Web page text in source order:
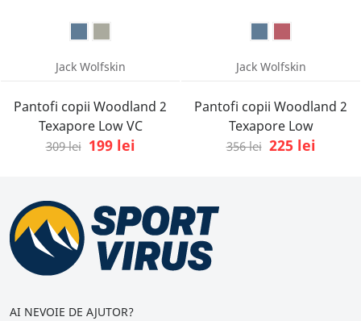
Jack Wolfskin
Pantofi copii Woodland 2
Texapore Low VC
309 lei 199 lei
Jack Wolfskin
Pantofi copii Woodland 2
Texapore Low
356 lei 225 lei
AI NEVOIE DE AJUTOR?